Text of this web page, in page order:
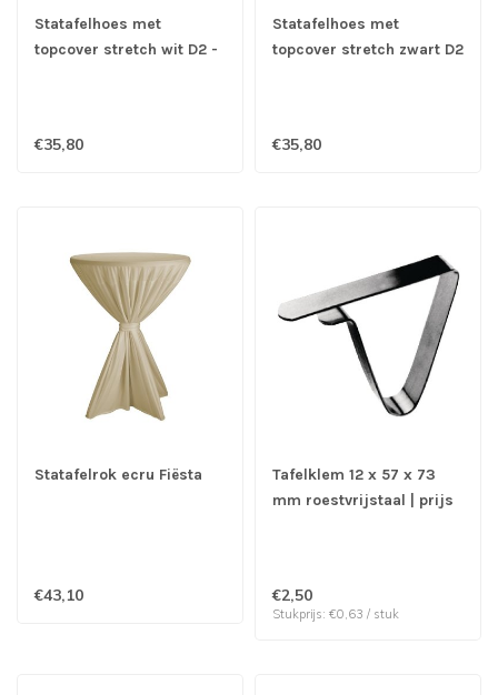
Statafelhoes met
topcover stretch wit D2 -
€35,80
Statafelhoes met
topcover stretch zwart D2
€35,80
Statafelrok ecru Fiësta
€43,10
Tafelklem 12 x 57 x 73
mm roestvrijstaal | prijs
€2,50
Stukprijs: €0,63 / stuk